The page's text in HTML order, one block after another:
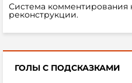
Система комментирования
реконструкции.
ГОЛЫ С ПОДСКАЗКАМИ